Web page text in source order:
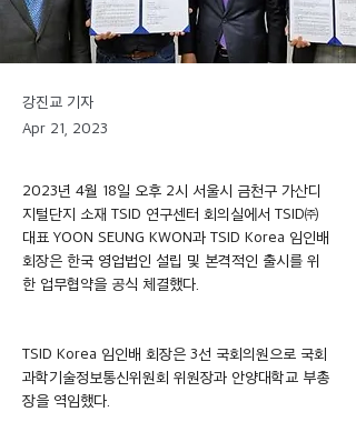
강진교 기자
Apr 21, 2023
2023년 4월 18일 오후 2시 서울시 금천구 가산디
지털단지 소재 TSID 연구센터 회의실에서 TSID㈜
대표 YOON SEUNG KWON과 TSID Korea 임인배
회장은 한국 영업법인 설립 및 본격적인 출시를 위
한 업무협약을 공식 체결했다.
TSID Korea 임인배 회장은 3선 국회의원으로 국회
과학기술정보통신위원회 위원장과 안양대학교 부총
장을 역임했다.